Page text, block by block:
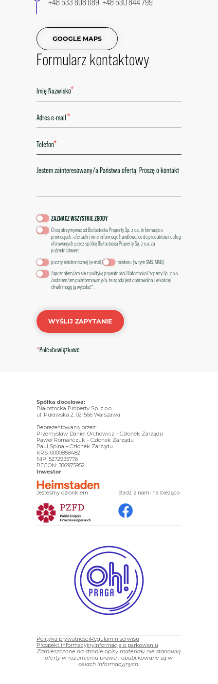
GOOGLE MAPS
Formularz kontaktowy
*
*
*
ZAZNACZ WSZYSTKIE ZGODY
Chcę otrzymywać od Białostocka Property Sp. z o.o. informacje o
promocjach, ofertach i inne informacje handlowe, co do produktów i usług
oferowanych przez spółkę Białostocka Property Sp. z o.o. za
pośrednictwem:
poczty elektronicznej (e-mail)
telefonu (w tym SMS, MMS)
Zapoznałem/am się zpolityką prywatności Białostocka Property Sp. z o.o.
Zostałem/am poinformowany/a, że zgoda jest dobrowolna i w każdej
chwili mogę ją wycofać*.
WYŚLIJ ZAPYTANIE
*Pole obowiązkowe
Spółka docelowa:
Białostocka Property Sp. z o.o.
ul. Puławska 2, 02-566 Warszawa
Reprezentowaną przez:
Przemysław Daniel Orchowicz – Członek Zarządu
Paweł Romańczuk – Członek Zarządu
Paul Spina – Członek Zarządu
KRS: 0000858482
NIP: 5272935776
REGON: 386975952
Inwestor
Jesteśmy członkiem Badź z nami na bieżąco
Polityka prywatnościRegulamin serwisu
Prospekt informacyjnyInformacja o parkowaniu
Zamieszczone na stronie opisy materiały nie stanowią
oferty w rozumieniu prawa i opublikowane są w
celach informacyjnych.